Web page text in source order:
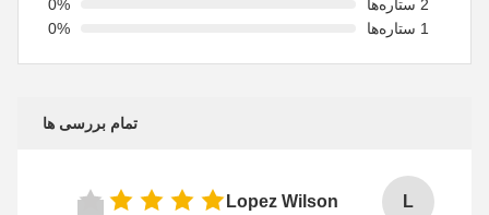
2 ستاره‌ها
0%
1 ستاره‌ها
0%
تمام بررسی ها
L
Lopez Wilson